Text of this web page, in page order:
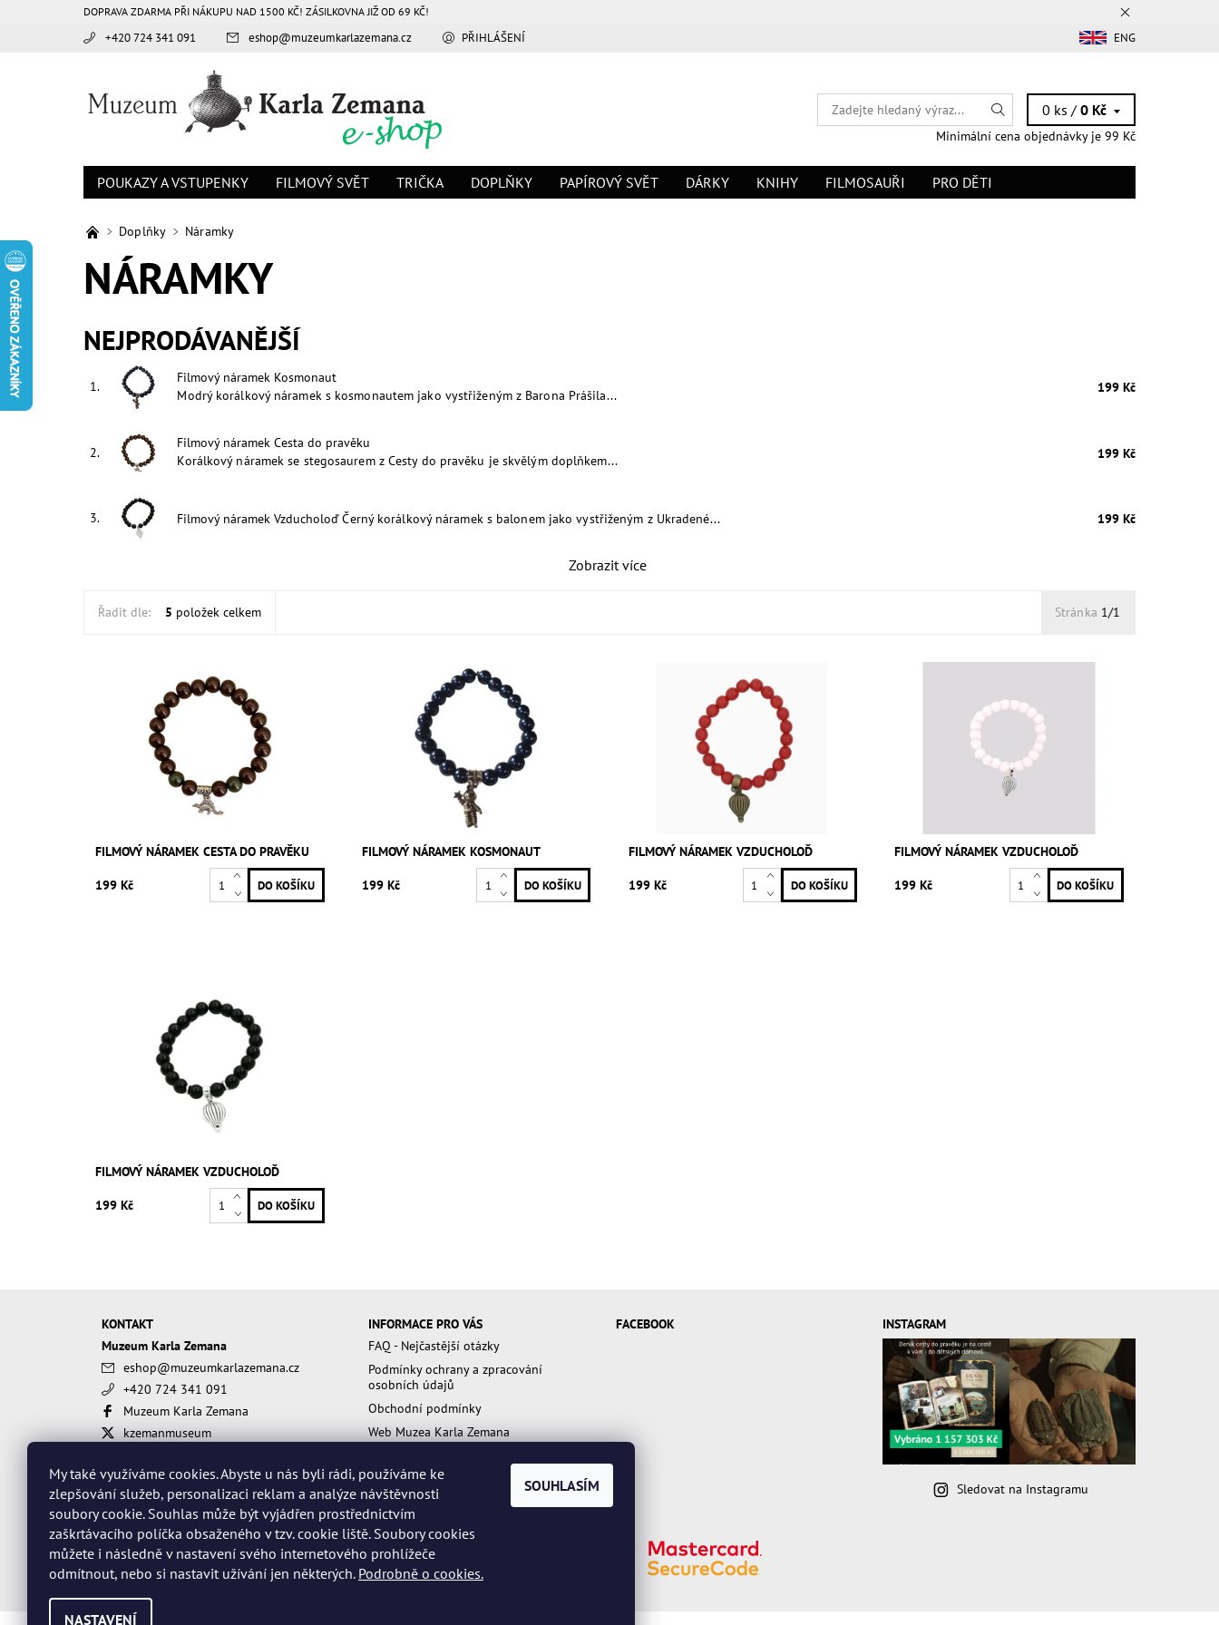
DOPRAVA ZDARMA PŘI NÁKUPU NAD 1500 KČ! ZÁSILKOVNA JIŽ OD 69 KČ!
+420 724 341 091 eshop@muzeumkarlazemana.cz ENG
PŘIHLÁŠENÍ
0 ks /0 Kč
Minimální cena objednávky je 99 Kč
POUKAZY A VSTUPENKY FILMOVÝ SVĚT TRIČKA DOPLŇKY PAPÍROVÝ SVĚT DÁRKY KNIHY FILMOSAUŘI PRO DĚTI
Doplňky Náramky
NÁRAMKY
NEJPRODÁVANĚJŠÍ
1.
Filmový náramek Kosmonaut
Modrý korálkový náramek s kosmonautem jako vystřiženým z Barona Prášila...
199 Kč
2.
Filmový náramek Cesta do pravěku
Korálkový náramek se stegosaurem z Cesty do pravěku je skvělým doplňkem...
199 Kč
3. Filmový náramek VzducholoďČerný korálkový náramek s balonem jako vystřiženým z Ukradené... 199 Kč
Zobrazit více
Řadit dle: 5 položek celkem Stránka 1/1
FILMOVÝ NÁRAMEK CESTA DO PRAVĚKU
199 Kč
FILMOVÝ NÁRAMEK KOSMONAUT
199 Kč
FILMOVÝ NÁRAMEK VZDUCHOLOĎ
199 Kč
FILMOVÝ NÁRAMEK VZDUCHOLOĎ
199 Kč
FILMOVÝ NÁRAMEK VZDUCHOLOĎ
199 Kč
KONTAKT
Muzeum Karla Zemana
eshop@muzeumkarlazemana.cz
+420 724 341 091
Muzeum Karla Zemana
kzemanmuseum
INFORMACE PRO VÁS
FAQ - Nejčastější otázky
Podmínky ochrany a zpracování
osobních údajů
Obchodní podmínky
Web Muzea Karla Zemana
FACEBOOK INSTAGRAM
Sledovat na Instagramu
My také využíváme cookies. Abyste u nás byli rádi, používáme ke
zlepšování služeb, personalizaci reklam a analýze návštěvnosti
soubory cookie. Souhlas může být vyjádřen prostřednictvím
zaškrtávacího políčka obsaženého v tzv. cookie liště. Soubory cookies
můžete i následně v nastavení svého internetového prohlížeče
odmítnout, nebo si nastavit užívání jen některých. Podrobně o cookies.
NASTAVENÍ
SOUHLASÍM